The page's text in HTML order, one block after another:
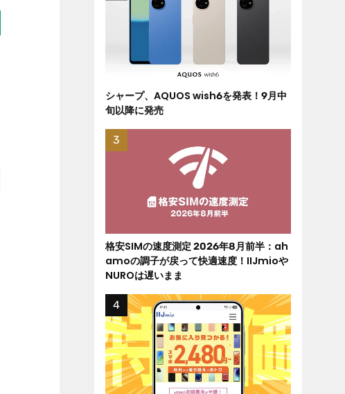
シャープ、AQUOS wish6を発表！9月中
旬以降に発売
格安SIMの速度測定 2026年8月前半：ah
amoの調子が戻って快適速度！IIJmioや
NUROは遅いまま